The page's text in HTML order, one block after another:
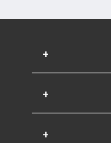
+
+
+